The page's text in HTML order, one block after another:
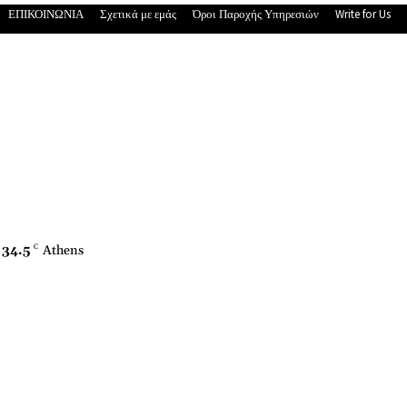
ΕΠΙΚΟΙΝΩΝΙΑ Σχετικά με εμάς Όροι Παροχής Υπηρεσιών Write for Us
34.5 C Athens